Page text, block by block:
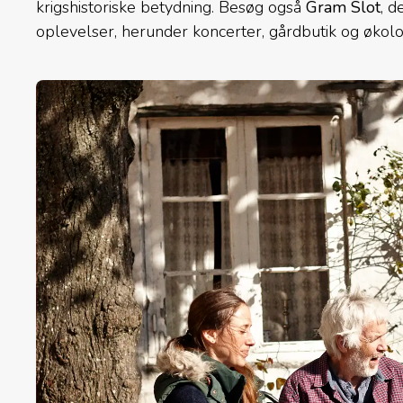
krigshistoriske betydning. Besøg også Gram Slot,
oplevelser, herunder koncerter, gårdbutik og